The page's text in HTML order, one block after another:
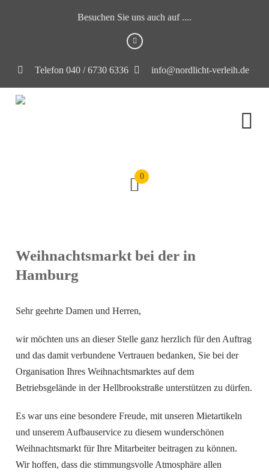
Besuchen Sie uns auch auf ....
Telefon 040 / 6730 6336 info@nordlicht-verleih.de
0
Weihnachtsmarkt bei der in
Hamburg
Sehr geehrte Damen und Herren,
wir möchten uns an dieser Stelle ganz herzlich für den Auftrag
und das damit verbundene Vertrauen bedanken, Sie bei der
Organisation Ihres Weihnachtsmarktes auf dem
Betriebsgelände in der Hellbrookstraße unterstützen zu dürfen.
Es war uns eine besondere Freude, mit unseren Mietartikeln
und unserem Aufbauservice zu diesem wunderschönen
Weihnachtsmarkt für Ihre Mitarbeiter beitragen zu können.
Wir hoffen, dass die stimmungsvolle Atmosphäre allen